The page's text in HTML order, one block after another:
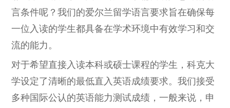
言条件呢？我们的爱尔兰留学语言要求旨在确保每
一位入读的学生都具备在学术环境中有效学习和交
流的能力。
对于希望直接入读本科或硕士课程的学生，科克大
学设定了清晰的最低直入英语成绩要求。我们接受
多种国际公认的英语能力测试成绩，一般来说，申